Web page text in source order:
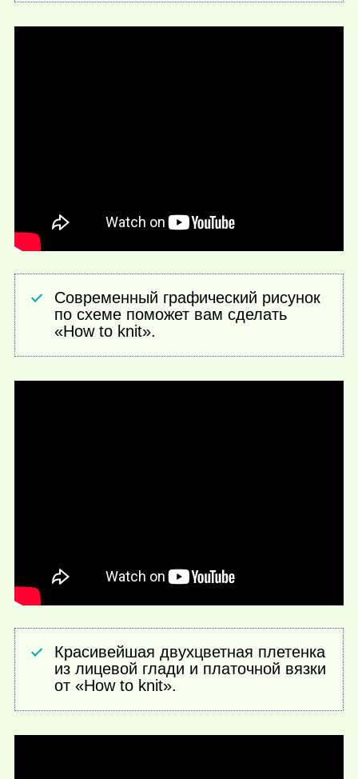
Современный графический рисунок
по схеме поможет вам сделать
«How to knit».
Красивейшая двухцветная плетенка
из лицевой глади и платочной вязки
от «How to knit».